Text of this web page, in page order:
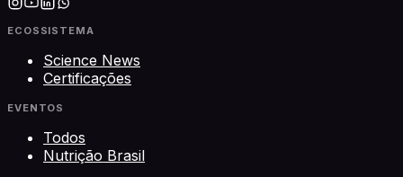
ECOSSISTEMA
Science News
Certificações
EVENTOS
Todos
Nutrição Brasil